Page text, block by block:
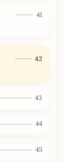
41
42
43
44
45